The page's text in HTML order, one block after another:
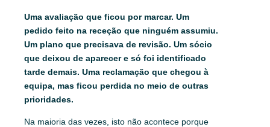
Uma avaliação que ficou por marcar. Um
pedido feito na receção que ninguém assumiu.
Um plano que precisava de revisão. Um sócio
que deixou de aparecer e só foi identificado
tarde demais. Uma reclamação que chegou à
equipa, mas ficou perdida no meio de outras
prioridades.
Na maioria das vezes, isto não acontece porque